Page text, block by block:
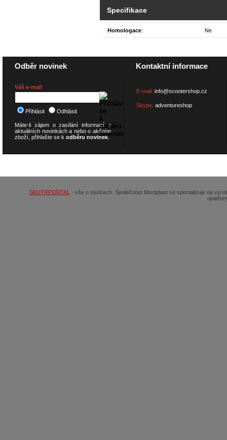
Specifikace
Homologace: Ne
Odběr novinek
Váš e-mail
Přihlásit Odhlásit
Máte-li zájem o zasílání informací o
aktuálních novinkách a nebo o akčním
zboží, přihlašte se k odběru novinek.
Kontaktní informace
E-mail: info@scootershop.cz
Skype: adventureshop
SKUTRPORTAL - vše o skútrech. Společnost Montplast se specializuje na